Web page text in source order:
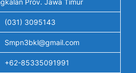
(031) 3095143
Smpn3bkl@gmail.com
+62-85335091991